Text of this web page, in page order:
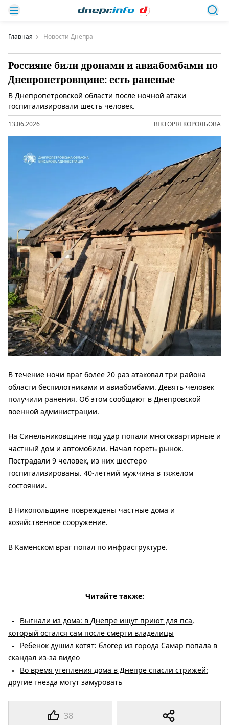
Главная Новости Днепра
Россияне били дронами и авиабомбами по
Днепропетровщине: есть раненые
В Днепропетровской области после ночной атаки
госпитализировали шесть человек.
13.06.2026 ВІКТОРІЯ КОРОЛЬОВА
38
В течение ночи враг более 20 раз атаковал три района
области беспилотниками и авиабомбами. Девять человек
получили ранения. Об этом сообщают в Днепровской
военной администрации.
На Синельниковщине под удар попали многоквартирные и
частный дом и автомобили. Начал гореть рынок.
Пострадали 9 человек, из них шестеро
госпитализированы. 40-летний мужчина в тяжелом
состоянии.
В Никопольщине повреждены частные дома и
хозяйственное сооружение.
В Каменском враг попал по инфраструктуре.
Читайте также:
Выгнали из дома: в Днепре ищут приют для пса,
который остался сам после смерти владелицы
Ребенок душил котят: блогер из города Самар попала в
скандал из-за видео
Во время утепления дома в Днепре спасли стрижей:
другие гнезда могут замуровать